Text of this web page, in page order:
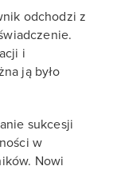
odchodzi z
i
ją było
sukcesji
w
Nowi